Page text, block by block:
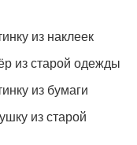
из наклеек
из старой одежды
из бумаги
из старой